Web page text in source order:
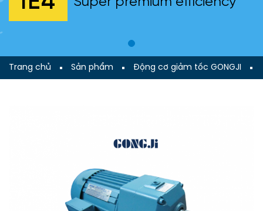
Trang chủ Sản phẩm Động cơ giảm tốc GONGJI